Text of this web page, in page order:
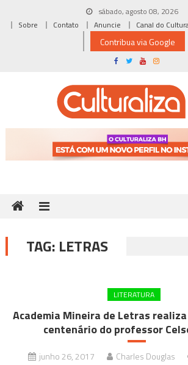
sábado, agosto 08, 2026
Sobre
Contato Anuncie Canal do
Contribua via Google
TAG: LETRAS
LITERATURA
Academia Mineira de Letras
centenário do professor
junho 26, 2017 Charles Douglas